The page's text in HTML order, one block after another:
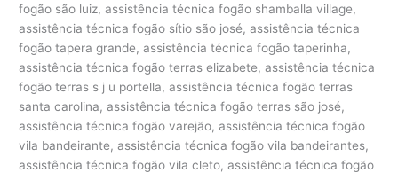
fogão são luiz, assistência técnica fogão shamballa village,
assistência técnica fogão sítio são josé, assistência técnica
fogão tapera grande, assistência técnica fogão taperinha,
assistência técnica fogão terras elizabete, assistência técnica
fogão terras s j u portella, assistência técnica fogão terras
santa carolina, assistência técnica fogão terras são josé,
assistência técnica fogão varejão, assistência técnica fogão
vila bandeirante, assistência técnica fogão vila bandeirantes,
assistência técnica fogão vila cleto, assistência técnica fogão